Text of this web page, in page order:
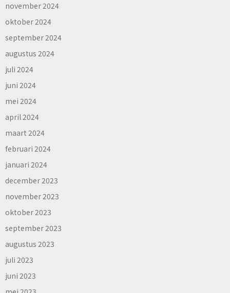
november 2024
oktober 2024
september 2024
augustus 2024
juli 2024
juni 2024
mei 2024
april 2024
maart 2024
februari 2024
januari 2024
december 2023
november 2023
oktober 2023
september 2023
augustus 2023
juli 2023
juni 2023